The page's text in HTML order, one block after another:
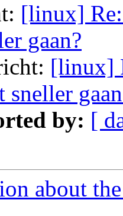
[linux]
gaan?
[linux]
sneller
by: [
about